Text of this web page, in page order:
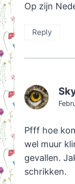
Op zijn
Reply
Pfff hoe
wel muur
gevallen.
schrikken.